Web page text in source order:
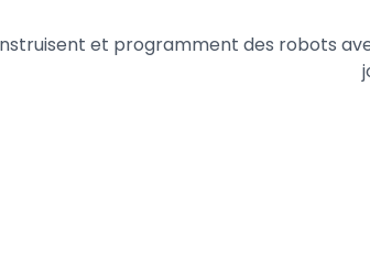
et programment des robots